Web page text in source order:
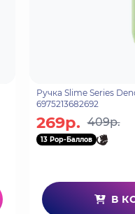
Ручка Slime Series
6975213682692
269р. 409р.
13 Pop-Баллов
В